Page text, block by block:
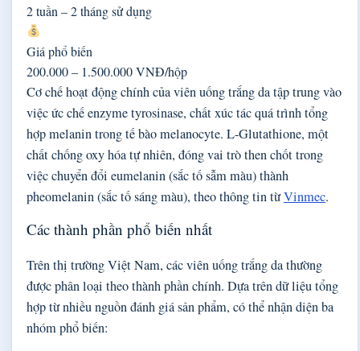
2 tuần – 2 tháng sử dụng
Giá phổ biến
200.000 – 1.500.000 VNĐ/hộp
Cơ chế hoạt động chính của viên uống trắng da tập trung vào
việc ức chế enzyme tyrosinase, chất xúc tác quá trình tổng
hợp melanin trong tế bào melanocyte. L-Glutathione, một
chất chống oxy hóa tự nhiên, đóng vai trò then chốt trong
việc chuyển đổi eumelanin (sắc tố sẫm màu) thành
pheomelanin (sắc tố sáng màu), theo thông tin từVinmec.
Các thành phần phổ biến nhất
Trên thị trường Việt Nam, các viên uống trắng da thường
được phân loại theo thành phần chính. Dựa trên dữ liệu tổng
hợp từ nhiều nguồn đánh giá sản phẩm, có thể nhận diện ba
nhóm phổ biến: